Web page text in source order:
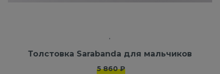
Толстовка Sarabanda для мальчиков
5 860 ₽